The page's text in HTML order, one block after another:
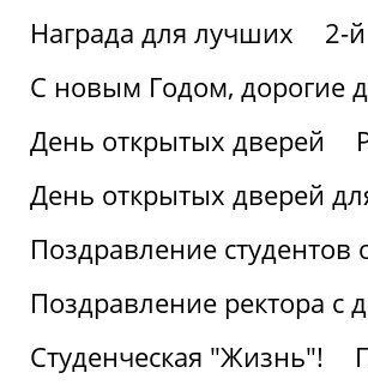
Награда для лучших
2-
С новым Годом, дорогие
День открытых дверей
День открытых дверей
Поздравление
Поздравление ректора с
Студенческая "Жизнь"!